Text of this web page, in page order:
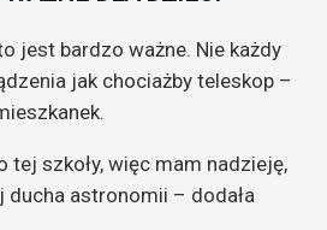
jest bardzo ważne. Nie każdy
jak chociażby teleskop –
tej szkoły, więc mam nadzieję,
astronomii – dodała